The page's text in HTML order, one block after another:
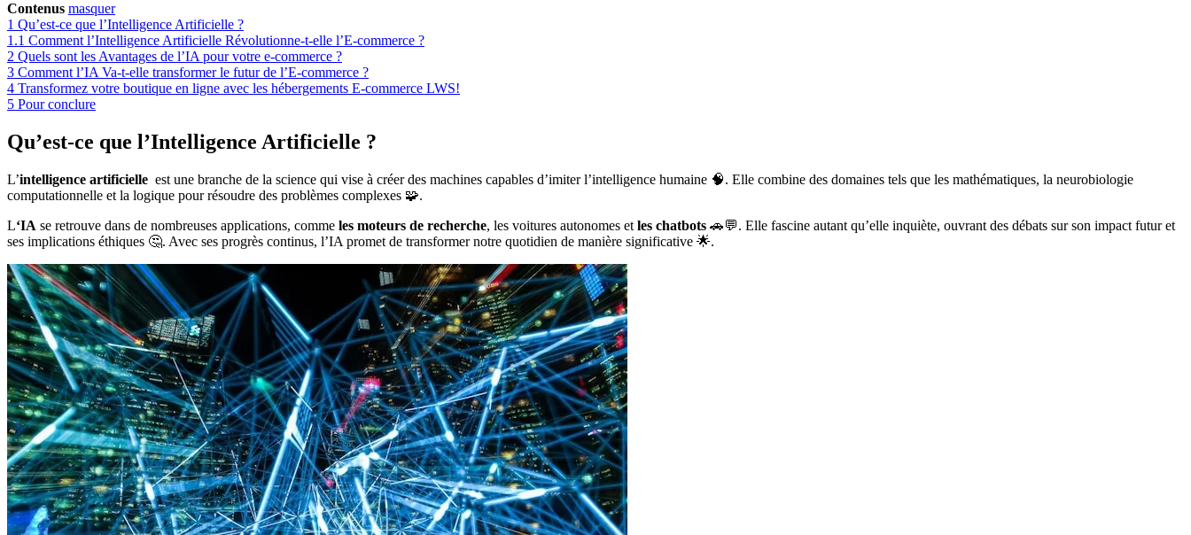
Contenus masquer
1 Qu’est-ce que l’Intelligence Artificielle ?
1.1 Comment l’Intelligence Artificielle Révolutionne-t-elle l’E-commerce ?
2 Quels sont les Avantages de l’IA pour votre e-commerce ?
3 Comment l’IA Va-t-elle transformer le futur de l’E-commerce ?
4 Transformez votre boutique en ligne avec les hébergements E-commerce LWS!
5 Pour conclure
Qu’est-ce que l’Intelligence Artificielle ?
L’intelligence artificielle est une branche de la science qui vise à créer des machines capables d’imiter l’intelligence humaine 🧠. Elle combine des domaines tels que les mathématiques, la neurobiologie
computationnelle et la logique pour résoudre des problèmes complexes 🧩.
L‘IA se retrouve dans de nombreuses applications, comme les moteurs de recherche, les voitures autonomes et les chatbots 🚗💬. Elle fascine autant qu’elle inquiète, ouvrant des débats sur son impact futur et
ses implications éthiques 🤔. Avec ses progrès continus, l’IA promet de transformer notre quotidien de manière significative 🌟.